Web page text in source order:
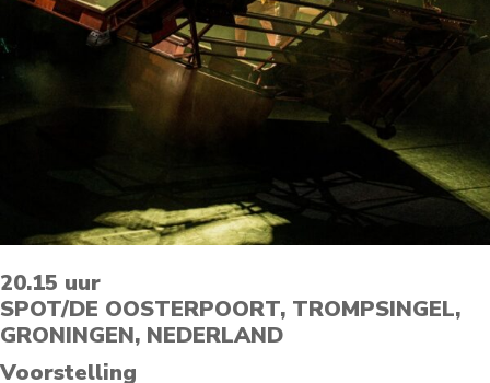
20.15 uur
SPOT/DE OOSTERPOORT, TROMPSINGEL,
GRONINGEN, NEDERLAND
Voorstelling